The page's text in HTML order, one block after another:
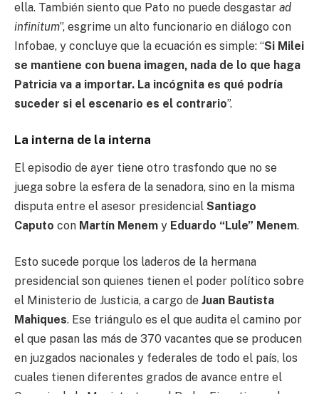
ella. También siento que Pato no puede desgastar ad
infinitum”, esgrime un alto funcionario en diálogo con
Infobae, y concluye que la ecuación es simple: “Si Milei
se mantiene con buena imagen, nada de lo que haga
Patricia va a importar. La incógnita es qué podría
suceder si el escenario es el contrario”.
La interna de la interna
El episodio de ayer tiene otro trasfondo que no se
juega sobre la esfera de la senadora, sino en la misma
disputa entre el asesor presidencial Santiago
Caputo con Martín Menem y Eduardo “Lule” Menem.
Esto sucede porque los laderos de la hermana
presidencial son quienes tienen el poder político sobre
el Ministerio de Justicia, a cargo de Juan Bautista
Mahiques. Ese triángulo es el que audita el camino por
el que pasan las más de 370 vacantes que se producen
en juzgados nacionales y federales de todo el país, los
cuales tienen diferentes grados de avance entre el